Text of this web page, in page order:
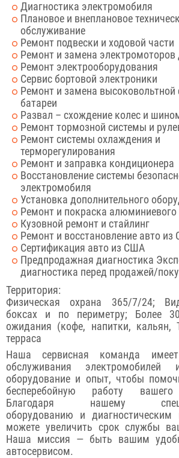
Диагностика электромобиля
Плановое и внеплановое
обслуживание
Ремонт подвески и ходовой части
Ремонт и замена электромоторов
Ремонт электрооборудования
Сервис бортовой электроники
Ремонт и замена высоковольтной
батареи
Развал – схождение колес и
Ремонт тормозной системы и
Ремонт системы охлаждения и
терморегулирования
Ремонт и заправка кондиционера
Восстановление системы
электромобиля
Установка дополнительного
Ремонт и покраска алюминиевого
Кузовной ремонт и стайлинг
Ремонт и восстановление авто
Сертификация авто из США
Предпродажная диагностика
диагностика перед продажей/
Территория:
Физическая охрана 365/7/24;
боксах и по периметру; Более
ожидания (кофе, напитки, кальян,
терраса
Наша сервисная команда
обслуживания
оборудование и опыт, чтобы
бесперебойную работу вашего
Благодаря нашему
оборудованию и
можете увеличить срок службы
Наша миссия — быть вашим
автосервисом.